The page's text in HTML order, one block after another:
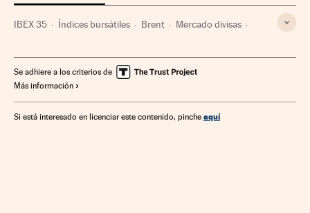
IBEX 35 Índices bursátiles Brent Mercado divisas
Combustibles fósiles Déficit público
Energía no renovable Fuentes energía Finanzas
Se adhiere a los criterios de
Más información
Si está interesado en licenciar este contenido, pinche aquí